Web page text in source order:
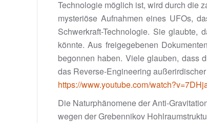
Technologie möglich ist, wird durch die
mysteriöse Aufnahmen eines UFOs,
Schwerkraft-Technologie. Sie
könnte. Aus freigegebenen
begonnen haben. Viele glauben, dass
das Reverse-Engineering
https://www.youtube.com/
Die Naturphänomene der Anti-
wegen der Grebennikov